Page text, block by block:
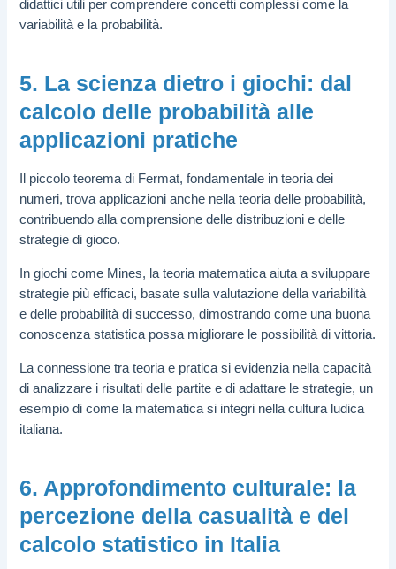
didattici utili per comprendere concetti complessi come la
variabilità e la probabilità.
5. La scienza dietro i giochi: dal
calcolo delle probabilità alle
applicazioni pratiche
Il piccolo teorema di Fermat, fondamentale in teoria dei
numeri, trova applicazioni anche nella teoria delle probabilità,
contribuendo alla comprensione delle distribuzioni e delle
strategie di gioco.
In giochi come Mines, la teoria matematica aiuta a sviluppare
strategie più efficaci, basate sulla valutazione della variabilità
e delle probabilità di successo, dimostrando come una buona
conoscenza statistica possa migliorare le possibilità di vittoria.
La connessione tra teoria e pratica si evidenzia nella capacità
di analizzare i risultati delle partite e di adattare le strategie, un
esempio di come la matematica si integri nella cultura ludica
italiana.
6. Approfondimento culturale: la
percezione della casualità e del
calcolo statistico in Italia